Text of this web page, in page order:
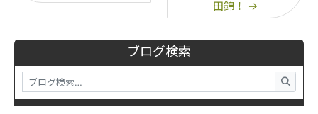
ブログ検索
田錦！
→